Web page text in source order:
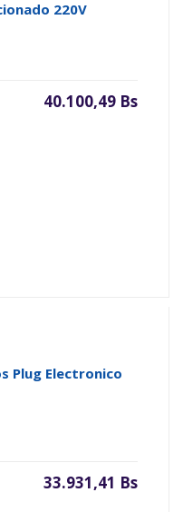
220V
40.100,49 Bs
Plug Electronico
33.931,41 Bs